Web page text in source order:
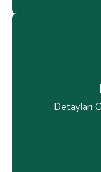
Lorem
Detayları